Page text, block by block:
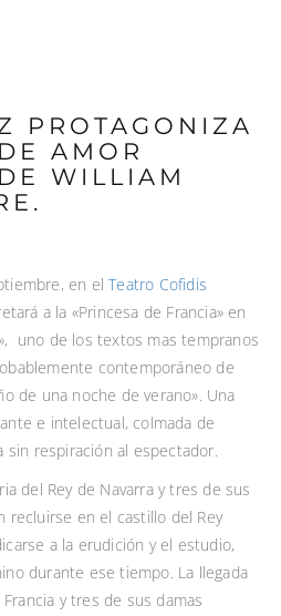
PROTAGONIZA
AMOR
WILLIAM
en elTeatro Cofidis
a la «Princesa de Francia» en
uno de los textos mas tempranos
contemporáneo de
de una noche de verano». Una
e intelectual, colmada de
sin respiración al espectador.
del Rey de Navar­ra y tres de sus
recluirse en el castillo del Rey
a la erudición y el estudio,
durante ese tiempo. La llegada
y tres de sus damas